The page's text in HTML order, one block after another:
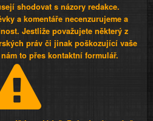
shodovat s názory redakce.
a komentáře necenzurujeme a
Jestliže považujete některý z
práv či jinak poškozující vaše
to přes kontaktní formulář.